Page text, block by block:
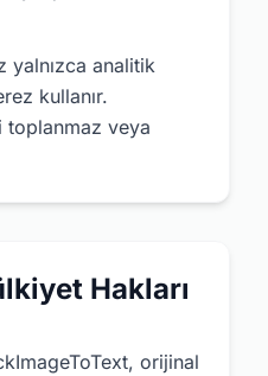
yalnızca analitik
kullanır.
toplanmaz veya
Hakları
orijinal